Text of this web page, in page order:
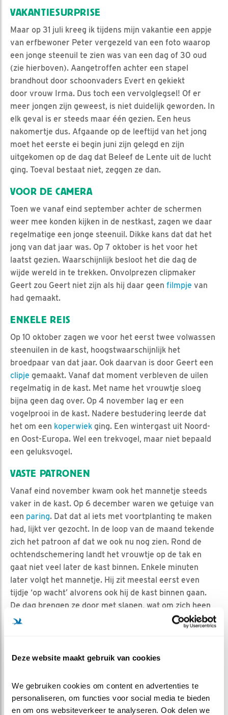
Deze website maakt gebruik van cookies
We gebruiken cookies om content en advertenties te
personaliseren, om functies voor social media te bieden
en om ons websiteverkeer te analyseren. Ook delen we
VAKANTIESURPRISE
Maar op 31 juli kreeg ik tijdens mijn vakantie een appje
van erfbewoner Peter vergezeld van een foto waarop
een jonge steenuil te zien was van een dag of 30 oud
(zie hierboven). Aangetroffen achter een stapel
brandhout door schoonvaders Evert en gekiekt
door vrouw Irma. Dus toch een vervolglegsel! Of er
meer jongen zijn geweest, is niet duidelijk geworden. In
elk geval is er steeds maar één gezien. Een heus
nakomertje dus. Afgaande op de leeftijd van het jong
moet het eerste ei begin juni zijn gelegd en zijn
uitgekomen op de dag dat Beleef de Lente uit de lucht
ging. Toeval bestaat niet, zeggen ze dan.
VOOR DE CAMERA
Toen we vanaf eind september achter de schermen
weer mee konden kijken in de nestkast, zagen we daar
regelmatige een jonge steenuil. Dikke kans dat dat het
jong van dat jaar was. Op 7 oktober is het voor het
laatst gezien. Waarschijnlijk besloot het die dag de
wijde wereld in te trekken. Onvolprezen clipmaker
Geert zou Geert niet zijn als hij daar geen filmpje van
had gemaakt.
ENKELE REIS
Op 10 oktober zagen we voor het eerst twee volwassen
steenuilen in de kast, hoogstwaarschijnlijk het
broedpaar van dat jaar. Ook daarvan is door Geert een
clipje gemaakt. Vanaf dat moment verbleven de uilen
regelmatig in de kast. Met name het vrouwtje sloeg
bijna geen dag over. Op 4 november lag er een
vogelprooi in de kast. Nadere bestudering leerde dat
het om een koperwiek ging. Een wintergast uit Noord-
en Oost-Europa. Wel een trekvogel, maar niet bepaald
een geluksvogel.
VASTE PATRONEN
Vanaf eind november kwam ook het mannetje steeds
vaker in de kast. Op 6 december waren we getuige van
een paring. Dat dat al iets met voortplanting te maken
had, lijkt ver gezocht. In de loop van de maand tekende
zich het patroon af dat we ook nu nog zien. Rond de
ochtendschemering landt het vrouwtje op de tak en
gaat niet veel later de kast binnen. Enkele minuten
later volgt het mannetje. Hij zit meestal eerst even
tijdje ‘op wacht’ alvorens ook hij de kast binnen gaan.
De dag brengen ze door met slapen, wat om zich heen
kijken, het verenkleed verzorgen en wederzijds
genegenheden uitwisselen. Eind van de dag verlaat de
het vrouwtje in de duisternis. Op de achtergrond is dan
BENT U ER KLAAR VOOR?
Om te zorgen dat u dat vandaag al meemaakt, is het